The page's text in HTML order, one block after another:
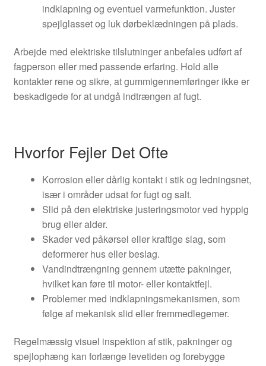
indklapning og eventuel varmefunktion. Juster
spejlglasset og luk dørbeklædningen på plads.
Arbejde med elektriske tilslutninger anbefales udført af
fagperson eller med passende erfaring. Hold alle
kontakter rene og sikre, at gummigennemføringer ikke er
beskadigede for at undgå indtrængen af fugt.
Hvorfor Fejler Det Ofte
Korrosion eller dårlig kontakt i stik og ledningsnet,
især i områder udsat for fugt og salt.
Slid på den elektriske justeringsmotor ved hyppig
brug eller alder.
Skader ved påkørsel eller kraftige slag, som
deformerer hus eller beslag.
Vandindtrængning gennem utætte pakninger,
hvilket kan føre til motor- eller kontaktfejl.
Problemer med indklapningsmekanismen, som
følge af mekanisk slid eller fremmedlegemer.
Regelmæssig visuel inspektion af stik, pakninger og
spejlophæng kan forlænge levetiden og forebygge